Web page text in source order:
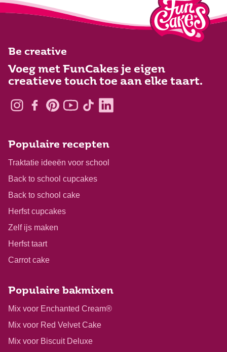
Be creative
Voeg met FunCakes je eigen
creatieve touch toe aan elke taart.
Populaire recepten
Traktatie ideeën voor school
Back to school cupcakes
Back to school cake
Herfst cupcakes
Zelf ijs maken
Herfst taart
Carrot cake
Populaire bakmixen
Mix voor Enchanted Cream®
Mix voor Red Velvet Cake
Mix voor Biscuit Deluxe